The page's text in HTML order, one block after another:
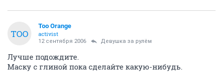
TOO
Too Orange
activist
12 сентября 2006 Девушка за рулём
Лучше подождите.
Маску с глиной пока сделайте какую-нибудь.